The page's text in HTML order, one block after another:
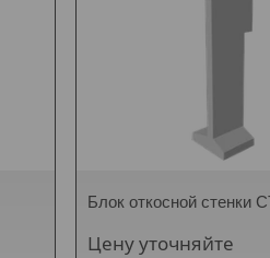
Блок откосной стенки
Цену уточняйте